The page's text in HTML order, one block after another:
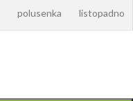
polusenka listopadno